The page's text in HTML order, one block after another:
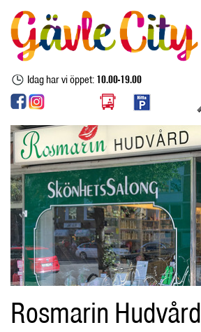
Idag har vi öppet:10.00-19.00
Rosmarin Hudvård